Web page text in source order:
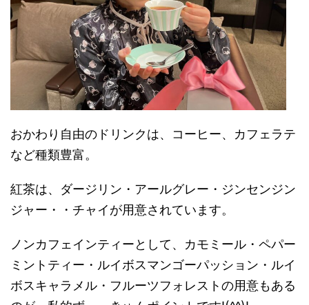
おかわり自由のドリンクは、コーヒー、カフェラテ
など種類豊富。
紅茶は、ダージリン・アールグレー・ジンセンジン
ジャー・・チャイが用意されています。
ノンカフェインティーとして、カモミール・ペパー
ミントティー・ルイボスマンゴーパッション・ルイ
ボスキャラメル・フルーツフォレストの用意もある